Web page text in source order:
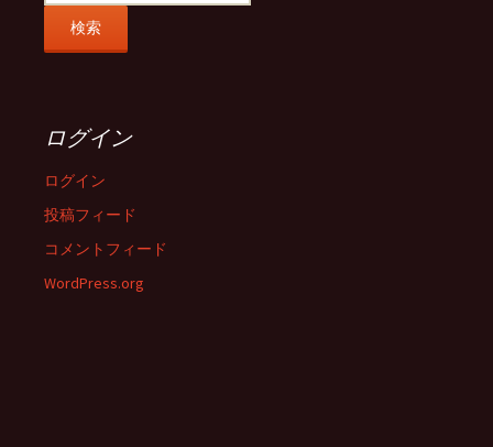
ログイン
ログイン
投稿フィード
コメントフィード
WordPress.org